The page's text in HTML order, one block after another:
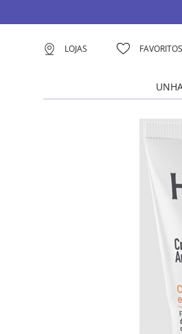
LOJAS FAVORITOS